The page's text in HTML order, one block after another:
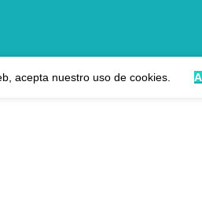
acepta nuestro uso de cookies.